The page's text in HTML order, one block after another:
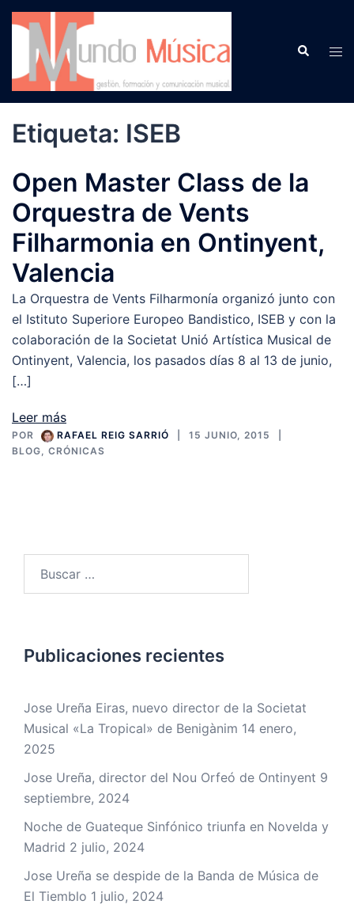
Saltar
contenido
Buscar
Etiqueta: ISEB
Open Master Class de la
Orquestra de Vents
Filharmonia en Ontinyent,
Valencia
La Orquestra de Vents Filharmonía organizó junto con
el Istituto Superiore Europeo Bandistico, ISEB y con la
colaboración de la Societat Unió Artística Musical de
Ontinyent, Valencia, los pasados días 8 al 13 de junio,
[…]
Leer más
POR RAFAEL REIG SARRIÓ
15 JUNIO, 2015
BLOG, CRÓNICAS
Publicaciones recientes
Jose Ureña Eiras, nuevo director de la Societat
Musical «La Tropical» de Benigànim 14 enero,
2025
Jose Ureña, director del Nou Orfeó de Ontinyent 9
septiembre, 2024
Noche de Guateque Sinfónico triunfa en Novelda y
Madrid 2 julio, 2024
Jose Ureña se despide de la Banda de Música de
El Tiemblo 1 julio, 2024